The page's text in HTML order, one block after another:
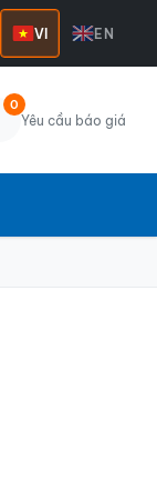
VI EN
0
Yêu cầu báo giá